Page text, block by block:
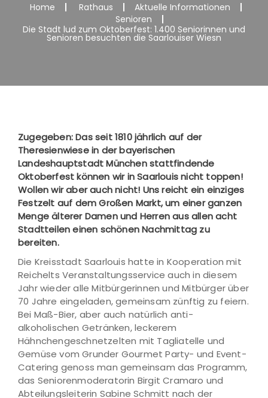
Home Rathaus
Aktuelle Informationen
Senioren
Die Stadt lud zum Oktoberfest: 1.400 Seniorinnen und
Senioren besuchten die Saarlouiser Wiesn
Zugegeben: Das seit 1810 jährlich auf der
Theresienwiese in der bayerischen
Landeshauptstadt München stattfindende
Oktoberfest können wir in Saarlouis nicht toppen!
Wollen wir aber auch nicht! Uns reicht ein einziges
Festzelt auf dem Großen Markt, um einer ganzen
Menge älterer Damen und Herren aus allen acht
Stadtteilen einen schönen Nachmittag zu
bereiten.
Die Kreisstadt Saarlouis hatte in Kooperation mit
Reichelts Veranstaltungsservice auch in diesem
Jahr wieder alle Mitbürgerinnen und Mitbürger über
70 Jahre eingeladen, gemeinsam zünftig zu feiern.
Bei Maß-Bier, aber auch natürlich anti-
alkoholischen Getränken, leckerem
Hähnchengeschnetzelten mit Tagliatelle und
Gemüse vom Grunder Gourmet Party- und Event-
Catering genoss man gemeinsam das Programm,
das Seniorenmoderatorin Birgit Cramaro und
Abteilungsleiterin Sabine Schmitt nach der